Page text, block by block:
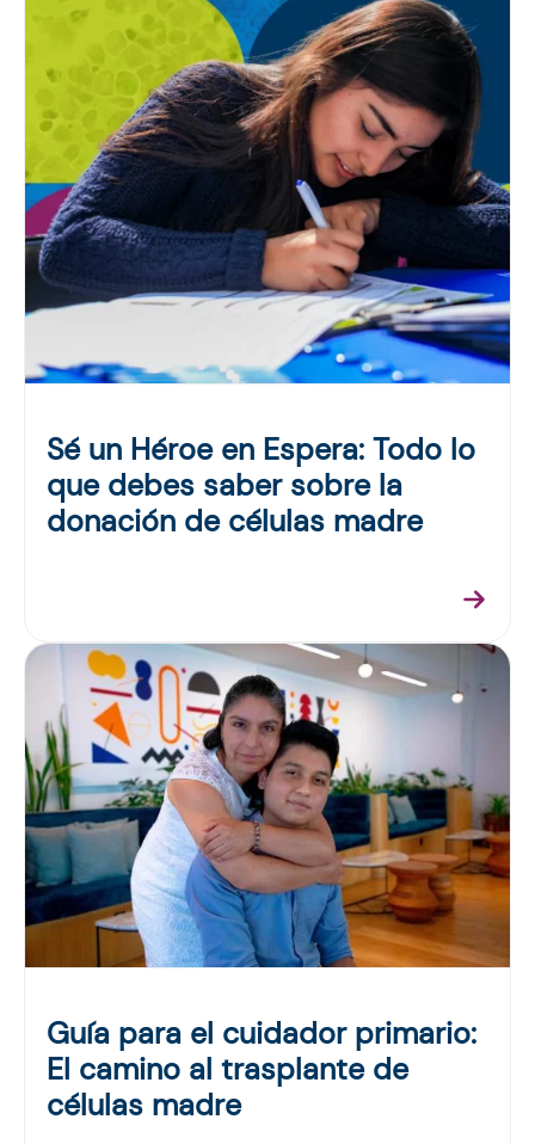
Sé un Héroe en Espera: Todo lo
que debes saber sobre la
donación de células madre
Guía para el cuidador primario:
El camino al trasplante de
células madre